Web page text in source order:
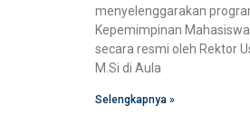
menyelenggarakan
Kepemimpinan
secara resmi oleh Rektor
M.Si di Aula
Selengkapnya »